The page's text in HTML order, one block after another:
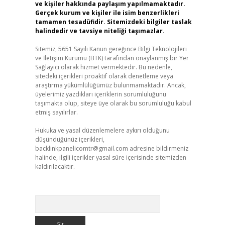
ve kişiler hakkında paylaşım yapılmamaktadır.
Gerçek kurum ve kişiler ile isim benzerlikleri
tamamen tesadüfidir. Sitemizdeki bilgiler taslak
halindedir ve tavsiye niteliği taşımazlar.
Sitemiz, 5651 Sayılı Kanun gereğince Bilgi Teknolojileri
ve İletişim Kurumu (BTK) tarafından onaylanmış bir Yer
Sağlayıcı olarak hizmet vermektedir. Bu nedenle,
sitedeki içerikleri proaktif olarak denetleme veya
araştırma yükümlülüğümüz bulunmamaktadır. Ancak,
üyelerimiz yazdıkları içeriklerin sorumluluğunu
taşımakta olup, siteye üye olarak bu sorumluluğu kabul
etmiş sayılırlar.
Hukuka ve yasal düzenlemelere aykırı olduğunu
düşündüğünüz içerikleri,
backlinkpanelicomtr@gmail.com adresine bildirmeniz
halinde, ilgili içerikler yasal süre içerisinde sitemizden
kaldırılacaktır.